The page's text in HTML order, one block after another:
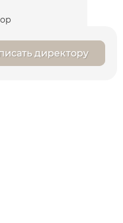
директору